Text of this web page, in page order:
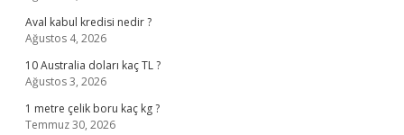
Aval kabul kredisi nedir ?
Ağustos 4, 2026
10 Australia doları kaç TL ?
Ağustos 3, 2026
1 metre çelik boru kaç kg ?
Temmuz 30, 2026